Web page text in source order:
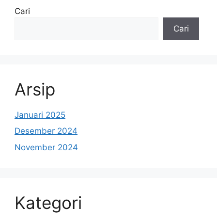
Cari
Cari
Arsip
Januari 2025
Desember 2024
November 2024
Kategori